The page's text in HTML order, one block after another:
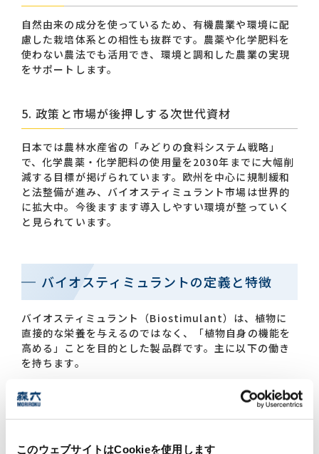
このウェブサイトはCookieを使用します
自然由来の成分を使っているため、有機農業や環境に配
慮した栽培体系との相性も抜群です。農薬や化学肥料を
使わない農法でも活用でき、環境と調和した農業の実現
をサポートします。
5. 政策と市場が後押しする次世代資材
日本では農林水産省の「みどりの食料システム戦略」
で、化学農薬・化学肥料の使用量を2030年までに大幅削
減する目標が掲げられています。欧州を中心に規制緩和
と法整備が進み、バイオスティミュラント市場は世界的
に拡大中。今後ますます導入しやすい環境が整っていく
と見られています。
バイオスティミュラントの定義と特徴
バイオスティミュラント（Biostimulant）は、植物に
直接的な栄養を与えるのではなく、「植物自身の機能を
高める」ことを目的とした製品群です。主に以下の働き
を持ちます。
植物の生長促進（発芽、根の伸長、光合成活性など）
乾燥・高温・塩害などの環境ストレスの軽減
肥料の利用効率向上（肥料の吸収率UP）